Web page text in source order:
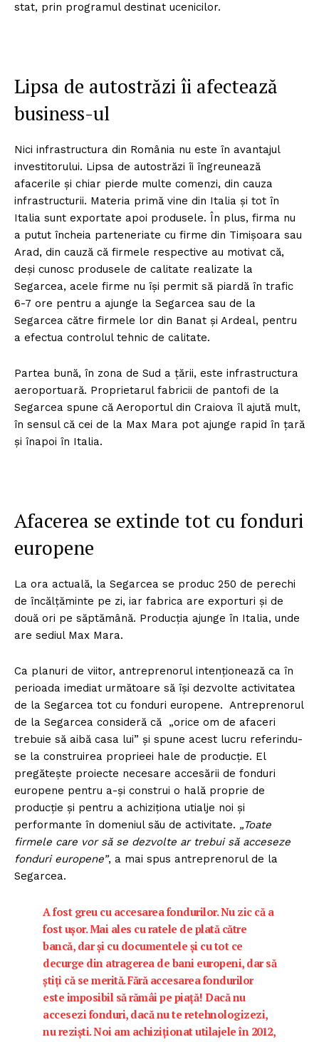
stat, prin programul destinat ucenicilor.
Lipsa de autostrăzi îi afectează
business-ul
Nici infrastructura din România nu este în avantajul
investitorului. Lipsa de autostrăzi îi îngreunează
afacerile şi chiar pierde multe comenzi, din cauza
infrastructurii. Materia primă vine din Italia şi tot în
Italia sunt exportate apoi produsele. În plus, firma nu
a putut încheia parteneriate cu firme din Timişoara sau
Arad, din cauză că firmele respective au motivat că,
deşi cunosc produsele de calitate realizate la
Segarcea, acele firme nu îşi permit să piardă în trafic
6-7 ore pentru a ajunge la Segarcea sau de la
Segarcea către firmele lor din Banat şi Ardeal, pentru
a efectua controlul tehnic de calitate.
Partea bună, în zona de Sud a ţării, este infrastructura
aeroportuară. Proprietarul fabricii de pantofi de la
Segarcea spune că Aeroportul din Craiova îl ajută mult,
în sensul că cei de la Max Mara pot ajunge rapid în ţară
şi înapoi în Italia.
Afacerea se extinde tot cu fonduri
europene
La ora actuală, la Segarcea se produc 250 de perechi
de încălţăminte pe zi, iar fabrica are exporturi şi de
două ori pe săptămână. Producţia ajunge în Italia, unde
are sediul Max Mara.
Ca planuri de viitor, antreprenorul intenţionează ca în
perioada imediat următoare să îşi dezvolte activitatea
de la Segarcea tot cu fonduri europene. Antreprenorul
de la Segarcea consideră că „orice om de afaceri
trebuie să aibă casa lui” şi spune acest lucru referindu-
se la construirea proprieei hale de producţie. El
pregăteşte proiecte necesare accesării de fonduri
europene pentru a-şi construi o hală proprie de
producţie şi pentru a achiziţiona utialje noi şi
performante în domeniul său de activitate. „Toate
firmele care vor să se dezvolte ar trebui să acceseze
fonduri europene”, a mai spus antreprenorul de la
Segarcea.
A fost greu cu accesarea fondurilor. Nu zic că a
fost uşor. Mai ales cu ratele de plată către
bancă, dar şi cu documentele şi cu tot ce
decurge din atragerea de bani europeni, dar să
ştiţi că se merită. Fără accesarea fondurilor
este imposibil să rămâi pe piaţă! Dacă nu
accesezi fonduri, dacă nu te retehnologizezi,
nu rezişti. Noi am achiziţionat utilajele în 2012,